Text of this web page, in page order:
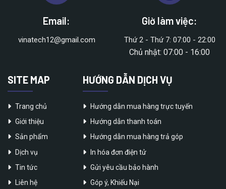
Email:
vinatech12@gmail.com
Giờ làm việc:
Thứ 2 - Thứ 7: 07:00 - 22:00
Chủ nhật: 07:00 - 16:00
SITE MAP
Trang chủ
Giới thiệu
Sản phẩm
Dịch vụ
Tin tức
Liên hệ
HƯỚNG DẪN DỊCH VỤ
Hướng dẫn mua hàng trực tuyến
Hướng dẫn thanh toán
Hướng dẫn mua hàng trả góp
In hóa đơn điện tử
Gửi yêu cầu bảo hành
Góp ý, Khiếu Nại